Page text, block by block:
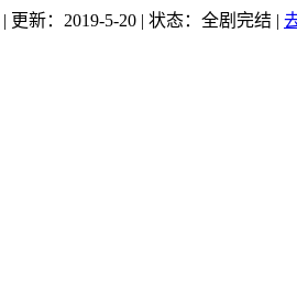
| 更新：2019-5-20 | 状态：全剧完结 |